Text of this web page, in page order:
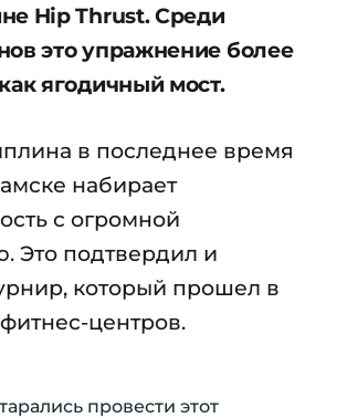
Hip Thrust. Среди
это упражнение более
ягодичный мост.
в последнее время
набирает
с огромной
Это подтвердил и
который прошел в
центров.
провести этот